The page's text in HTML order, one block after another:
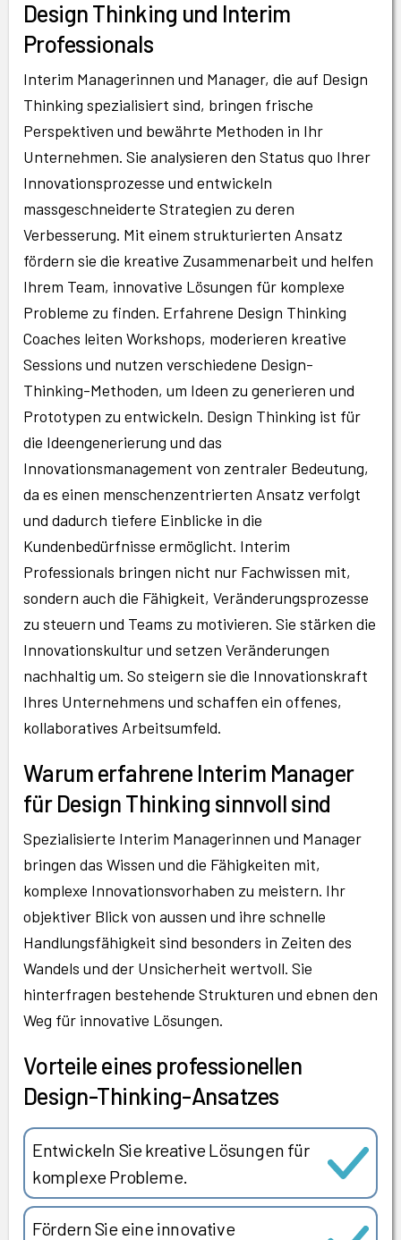
Design Thinking und Interim
Professionals
Interim Managerinnen und Manager, die auf Design
Thinking spezialisiert sind, bringen frische
Perspektiven und bewährte Methoden in Ihr
Unternehmen. Sie analysieren den Status quo Ihrer
Innovationsprozesse und entwickeln
massgeschneiderte Strategien zu deren
Verbesserung. Mit einem strukturierten Ansatz
fördern sie die kreative Zusammenarbeit und helfen
Ihrem Team, innovative Lösungen für komplexe
Probleme zu finden. Erfahrene Design Thinking
Coaches leiten Workshops, moderieren kreative
Sessions und nutzen verschiedene Design-
Thinking-Methoden, um Ideen zu generieren und
Prototypen zu entwickeln. Design Thinking ist für
die Ideengenerierung und das
Innovationsmanagement von zentraler Bedeutung,
da es einen menschenzentrierten Ansatz verfolgt
und dadurch tiefere Einblicke in die
Kundenbedürfnisse ermöglicht. Interim
Professionals bringen nicht nur Fachwissen mit,
sondern auch die Fähigkeit, Veränderungsprozesse
zu steuern und Teams zu motivieren. Sie stärken die
Innovationskultur und setzen Veränderungen
nachhaltig um. So steigern sie die Innovationskraft
Ihres Unternehmens und schaffen ein offenes,
kollaboratives Arbeitsumfeld.
Warum erfahrene Interim Manager
für Design Thinking sinnvoll sind
Spezialisierte Interim Managerinnen und Manager
bringen das Wissen und die Fähigkeiten mit,
komplexe Innovationsvorhaben zu meistern. Ihr
objektiver Blick von aussen und ihre schnelle
Handlungsfähigkeit sind besonders in Zeiten des
Wandels und der Unsicherheit wertvoll. Sie
hinterfragen bestehende Strukturen und ebnen den
Weg für innovative Lösungen.
Vorteile eines professionellen
Design-Thinking-Ansatzes
Entwickeln Sie kreative Lösungen für
komplexe Probleme.
Fördern Sie eine innovative